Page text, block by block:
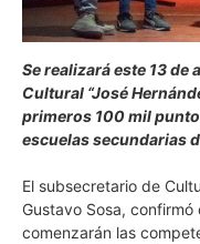
Se realizará este 13 de
Cultural “José
primeros 100 mil
escuelas secundarias
El subsecretario de
Gustavo Sosa,
comenzarán las